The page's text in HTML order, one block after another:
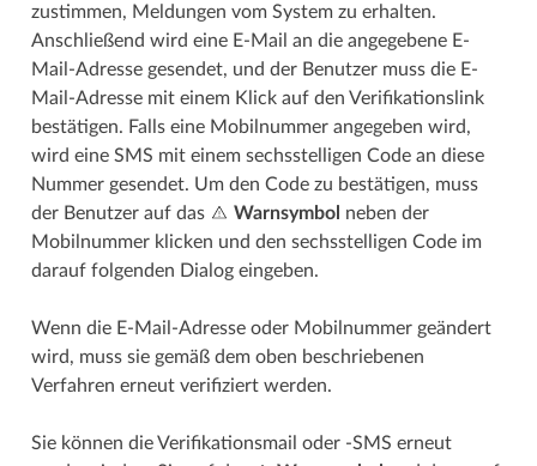
zustimmen, Meldungen vom System zu erhalten.
Anschließend wird eine E-Mail an die angegebene E-
Mail-Adresse gesendet, und der Benutzer muss die E-
Mail-Adresse mit einem Klick auf den Verifikationslink
bestätigen. Falls eine Mobilnummer angegeben wird,
wird eine SMS mit einem sechsstelligen Code an diese
Nummer gesendet. Um den Code zu bestätigen, muss
der Benutzer auf das
Warnsymbol neben der
Mobilnummer klicken und den sechsstelligen Code im
darauf folgenden Dialog eingeben.
Wenn die E-Mail-Adresse oder Mobilnummer geändert
wird, muss sie gemäß dem oben beschriebenen
Verfahren erneut verifiziert werden.
Sie können die Verifikationsmail oder -SMS erneut